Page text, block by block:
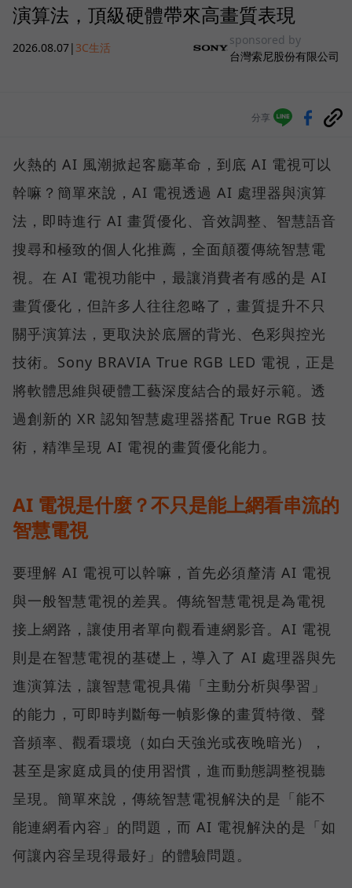
演算法，頂級硬體帶來高畫質表現
2026.08.07| 3C生活
sponsored by
台灣索尼股份有限公司
分享
火熱的 AI 風潮掀起客廳革命，到底 AI 電視可以
幹嘛？簡單來說，AI 電視透過 AI 處理器與演算
法，即時進行 AI 畫質優化、音效調整、智慧語音
搜尋和極致的個人化推薦，全面顛覆傳統智慧電
視。在 AI 電視功能中，最讓消費者有感的是 AI
畫質優化，但許多人往往忽略了，畫質提升不只
關乎演算法，更取決於底層的背光、色彩與控光
技術。Sony BRAVIA True RGB LED 電視，正是
將軟體思維與硬體工藝深度結合的最好示範。透
過創新的 XR 認知智慧處理器搭配 True RGB 技
術，精準呈現 AI 電視的畫質優化能力。
AI 電視是什麼？不只是能上網看串流的
智慧電視
要理解 AI 電視可以幹嘛，首先必須釐清 AI 電視
與一般智慧電視的差異。傳統智慧電視是為電視
接上網路，讓使用者單向觀看連網影音。AI 電視
則是在智慧電視的基礎上，導入了 AI 處理器與先
進演算法，讓智慧電視具備「主動分析與學習」
的能力，可即時判斷每一幀影像的畫質特徵、聲
音頻率、觀看環境（如白天強光或夜晚暗光），
甚至是家庭成員的使用習慣，進而動態調整視聽
呈現。簡單來說，傳統智慧電視解決的是「能不
能連網看內容」的問題，而 AI 電視解決的是「如
何讓內容呈現得最好」的體驗問題。